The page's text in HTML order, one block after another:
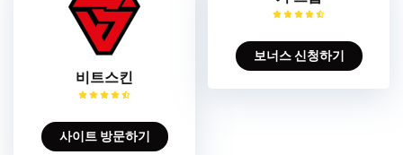
비트스킨
사이트 방문하기
보너스 신청하기